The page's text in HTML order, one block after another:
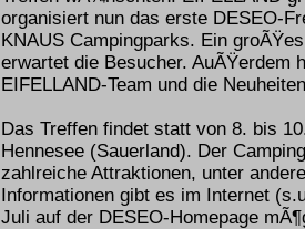
organisiert nun das erste DESEO-
KNAUS Campingparks. Ein
erwartet die Besucher. AuÃŸerdem
EIFELLAND-Team und die
Das Treffen findet statt von 8. bis
Hennesee (Sauerland). Der
zahlreiche Attraktionen, unter
Informationen gibt es im Internet
Juli auf der DESEO-Homepage